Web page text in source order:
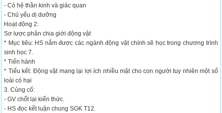
- Có hệ thần kinh và giác quan
- Chủ yếu dị dưỡng
Hoạt động 2:
Sơ lược phân chia giới động vật
* Mục tiêu: HS nắm được các ngành động vật chính sẽ học trong chương trình
sinh học 7.
* Tiến hành
* Tiểu kết: Động vật mang lại lợi ích nhiều mặt cho con người tuy nhiên một số
loài có hại
3. Củng cố:
- GV chốt lại kiến thức.
- HS đọc kết luận chung SGK T12.